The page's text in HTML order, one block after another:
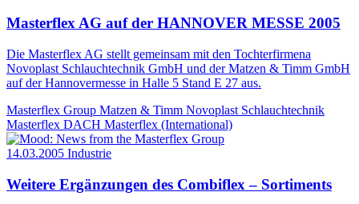
Masterflex AG auf der HANNOVER MESSE 2005
Die Masterflex AG stellt gemeinsam mit den Tochterfirmena
Novoplast Schlauchtechnik GmbH und der Matzen & Timm GmbH
auf der Hannovermesse in Halle 5 Stand E 27 aus.
Masterflex Group Matzen & Timm Novoplast Schlauchtechnik
Masterflex DACH Masterflex (International)
14.03.2005 Industrie
Weitere Ergänzungen des Combiflex – Sortiments